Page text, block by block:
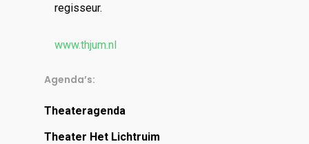
regisseur.
www.thjum.nl
Agenda’s:
Theateragenda
Theater Het Lichtruim